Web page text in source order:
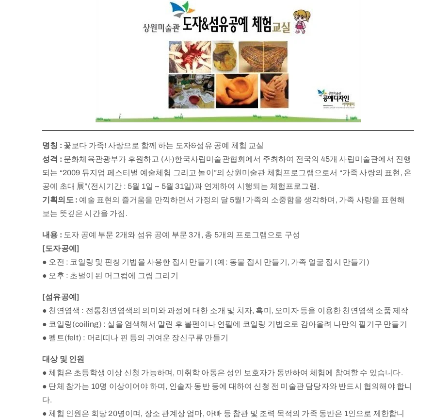
명칭 : 꽃보다 가족! 사랑으로 함께 하는 도자&섬유 공예 체험 교실
성격 : 문화체육관광부가 후원하고 (사)한국사립미술관협회에서 주최하여 전국의 45개 사립미술관에서 진행
되는 “2009 뮤지엄 페스티벌 예술체험 그리고 놀이”의 상원미술관 체험프로그램으로서 “가족 사랑의 표현, 온
공예 초대 展”(전시기간 : 5월 1일 ~ 5월 31일)과 연계하여 시행되는 체험프로그램.
기획의도 : 예술 표현의 즐거움을 만끽하면서 가정의 달 5월! 가족의 소중함을 생각하며, 가족 사랑을 표현해
보는 뜻깊은 시간을 가짐.
내용 : 도자 공예 부문 2개와 섬유 공예 부문 3개, 총 5개의 프로그램으로 구성
[도자공예]
● 오전 : 코일링 및 핀칭 기법을 사용한 접시 만들기 (예: 동물 접시 만들기, 가족 얼굴 접시 만들기)
● 오후 : 초벌이 된 머그컵에 그림 그리기
[섬유공예]
● 천연염색 : 전통천연염색의 의미와 과정에 대한 소개 및 치자, 흑미, 오미자 등을 이용한 천연염색 소품 제작
● 코일링(coiling) : 실을 염색해서 말린 후 볼펜이나 연필에 코일링 기법으로 감아올려 나만의 필기구 만들기
● 펠트(felt) : 머리띠나 핀 등의 귀여운 장신구류 만들기
대상 및 인원
● 체험은 초등학생 이상 신청 가능하며, 미취학 아동은 성인 보호자가 동반하여 체험에 참여할 수 있습니다.
● 단체 참가는 10명 이상이어야 하며, 인솔자 동반 등에 대하여 신청 전 미술관 담당자와 반드시 협의해야 합니
다.
● 체험 인원은 회당 20명이며, 장소 관계상 엄마, 아빠 등 참관 및 조력 목적의 가족 동반은 1인으로 제한합니
2019년 09월 28일
문자문화원형 스토리텔링 展
2016년 10월 08일
Good 삶 예찬, 미술관 속 철학 이
야기 Ⅲ 展
2022년 10월 11일
[한지공예품을 찾아서: 홍구대감
과 그림자 괴도단 전자책 출시]￼